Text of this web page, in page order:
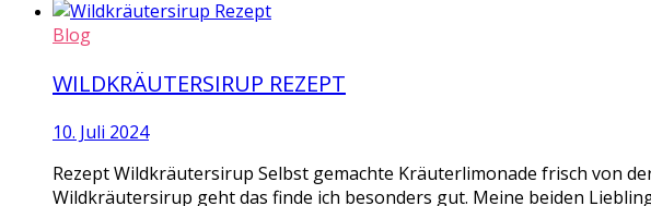
Blog
WILDKRÄUTERSIRUP REZEPT
10. Juli 2024
Rezept Wildkräutersirup Selbst gemachte Kräuterlimonade frisch von
Wildkräutersirup geht das finde ich besonders gut. Meine beiden